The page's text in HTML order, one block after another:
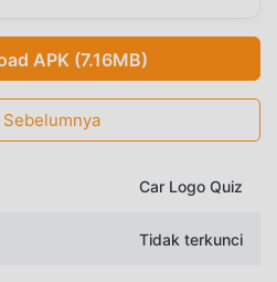
APK (7.16MB)
Car Logo Quiz
Tidak terkunci